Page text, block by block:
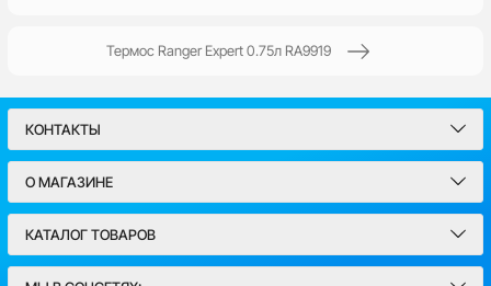
Введите комментарий*
Термос Ranger Expert 0.75л RA9919
КОНТАКТЫ
О МАГАЗИНЕ
КАТАЛОГ ТОВАРОВ